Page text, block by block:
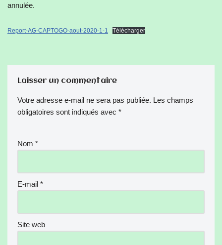
annulée.
Report-AG-CAPTOGO-aout-2020-1-1 Télécharger
Laisser un commentaire
Votre adresse e-mail ne sera pas publiée. Les champs
obligatoires sont indiqués avec *
Nom *
E-mail *
Site web